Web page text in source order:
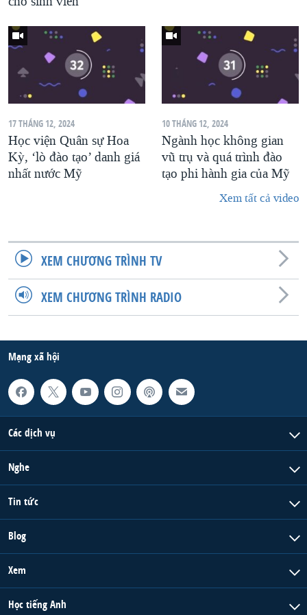
17 THÁNG 12, 2024
Học viện Quân sự Hoa
Kỳ, ‘lò đào tạo’ danh giá
nhất nước Mỹ
10 THÁNG 12, 2024
Ngành học không gian
vũ trụ và quá trình đào
tạo phi hành gia của Mỹ
Xem tất cả video
XEM CHƯƠNG TRÌNH TV
XEM CHƯƠNG TRÌNH RADIO
Mạng xã hội
Các dịch vụ
Nghe
Tin tức
Blog
Xem
Học tiếng Anh